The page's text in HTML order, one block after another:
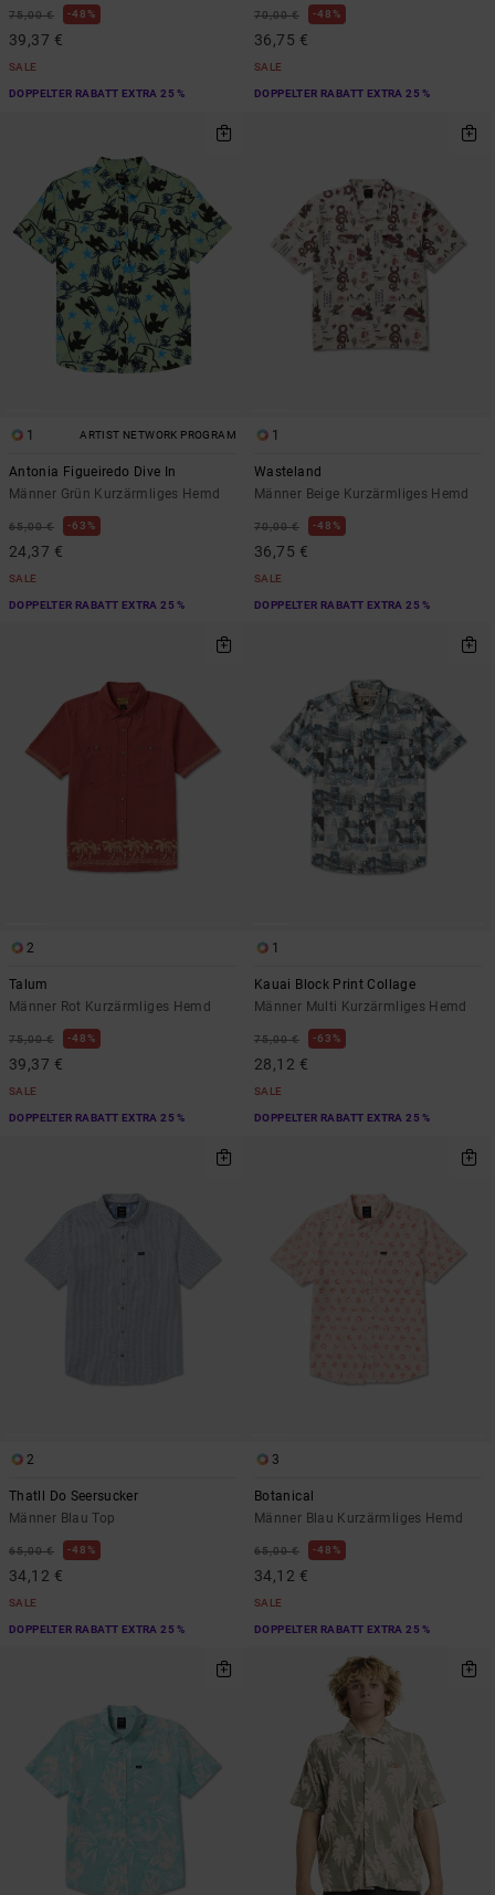
75,00 € 48%
39,37 €
SALE
DOPPELTER RABATT EXTRA 25 %
70,00 € 48%
36,75 €
SALE
DOPPELTER RABATT EXTRA 25 %
1 ARTIST NETWORK PROGRAM
Antonia Figueiredo Dive In
Männer Grün Kurzärmliges Hemd
65,00 € 63%
24,37 €
SALE
DOPPELTER RABATT EXTRA 25 %
1
Wasteland
Männer Beige Kurzärmliges Hemd
70,00 € 48%
36,75 €
SALE
DOPPELTER RABATT EXTRA 25 %
2
Talum
Männer Rot Kurzärmliges Hemd
75,00 € 48%
39,37 €
SALE
DOPPELTER RABATT EXTRA 25 %
1
Kauai Block Print Collage
Männer Multi Kurzärmliges Hemd
75,00 € 63%
28,12 €
SALE
DOPPELTER RABATT EXTRA 25 %
2
Thatll Do Seersucker
Männer Blau Top
65,00 € 48%
34,12 €
SALE
DOPPELTER RABATT EXTRA 25 %
3
Botanical
Männer Blau Kurzärmliges Hemd
65,00 € 48%
34,12 €
SALE
DOPPELTER RABATT EXTRA 25 %